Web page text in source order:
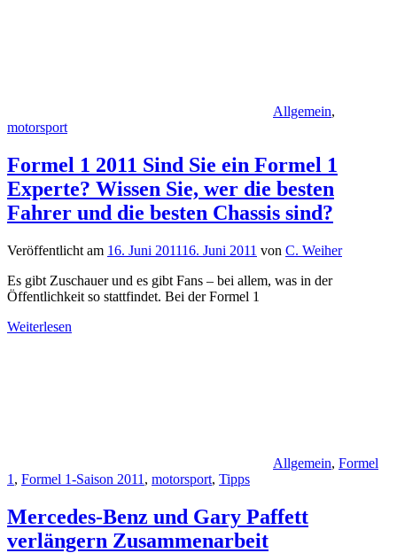
Allgemein,
motorsport
Formel 1 2011 Sind Sie ein Formel 1
Experte? Wissen Sie, wer die besten
Fahrer und die besten Chassis sind?
Veröffentlicht am 16. Juni 201116. Juni 2011 von C. Weiher
Es gibt Zuschauer und es gibt Fans – bei allem, was in der
Öffentlichkeit so stattfindet. Bei der Formel 1
Weiterlesen
Allgemein, Formel
1 , Formel 1-Saison 2011 , motorsport, Tipps
Mercedes-Benz und Gary Paffett
verlängern Zusammenarbeit